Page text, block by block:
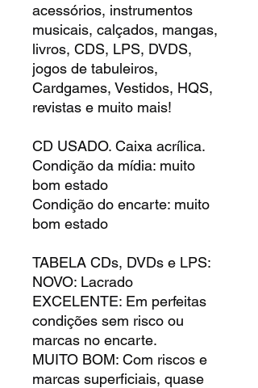
acessórios, instrumentos
musicais, calçados, mangas,
livros, CDS, LPS, DVDS,
jogos de tabuleiros,
Cardgames, Vestidos, HQS,
revistas e muito mais!
CD USADO. Caixa acrílica.
Condição da mídia: muito
bom estado
Condição do encarte: muito
bom estado
TABELA CDs, DVDs e LPS:
NOVO: Lacrado
EXCELENTE: Em perfeitas
condições sem risco ou
marcas no encarte.
MUITO BOM: Com riscos e
marcas superficiais, quase